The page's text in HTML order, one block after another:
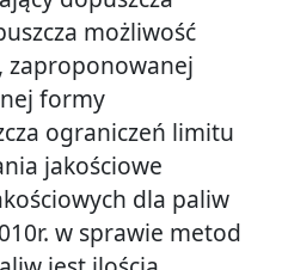
możliwość
formy
ograniczeń limitu
jakościowe
dla paliw
w sprawie metod